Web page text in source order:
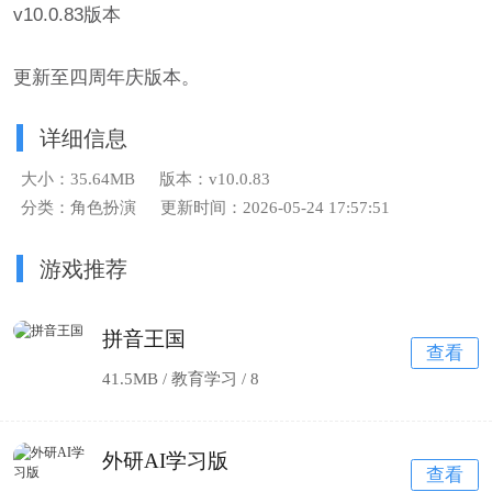
v10.0.83版本
更新至四周年庆版本。
详细信息
大小：35.64MB
版本：v10.0.83
分类：角色扮演
更新时间：2026-05-24 17:57:51
游戏推荐
拼音王国
41.5MB / 教育学习 /8
查看
外研AI学习版
查看